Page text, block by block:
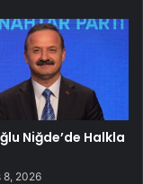
Niğde’de Halkla
8, 2026